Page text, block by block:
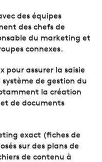
des équipes
des chefs de
du marketing et
connexes.
pour assurer la saisie
de gestion du
la création
de documents
exact (fiches de
sur des plans de
de contenu à